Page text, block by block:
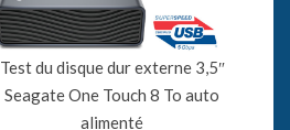
Test du disque dur externe 3,5″
Seagate One Touch 8 To auto
alimenté